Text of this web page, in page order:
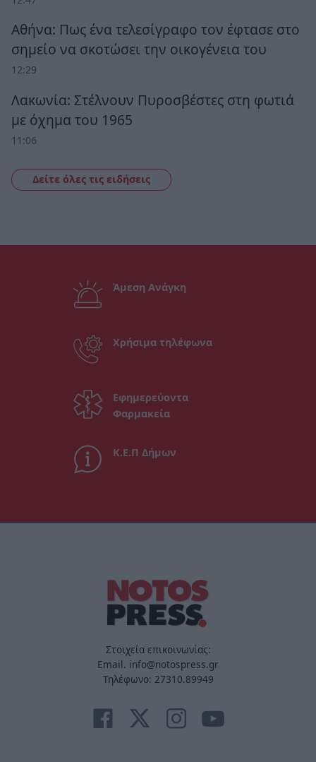
Αθήνα: Πως ένα τελεσίγραφο τον έφτασε στο
σημείο να σκοτώσει την οικογένεια του
12:29
Λακωνία: Στέλνουν Πυροσβέστες στη φωτιά
με όχημα του 1965
11:06
Δείτε όλες τις ειδήσεις
Άμεση Ανάγκη
Χρήσιμα τηλέφωνα
Εφημερεύοντα
Φαρμακεία
Κ.Ε.Π Δήμων
Στοιχεία επικοινωνίας:
Email. info@notospress.gr
Τηλέφωνο: 27310.89949